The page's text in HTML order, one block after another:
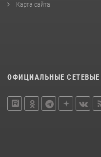
Карта сайта
ОФИЦИАЛЬНЫЕ